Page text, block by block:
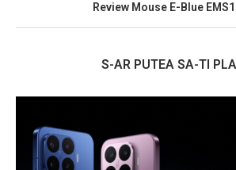
Review Mouse E-Blue
S-AR PUTEA SA-TI